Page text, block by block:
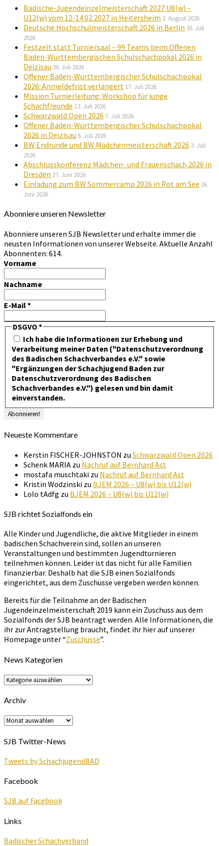
Badische-Jugendeinzelmeisterschaft 2027 U8(w) –
U12(w) vom 12-14.02.2027 in Heitersheim 2. August 2026
Deutsche Hochschulmeisterschaft 2026 in Berlin 30. Juli
2026
Festzelt statt Turniersaal – 99 Teams beim Offenen
Baden-Württembergischen Schulschachpokal 2026 in
Deizisau 26. Juli 2026
Offener Baden-Württembergischer Schulschachpokal
2026: Anmeldefrist verlängert 17. Juli 2026
Mission Turnierleitung: Workshop für junge
Schachfreunde 13. Juli 2026
Schwarzwald Open 2026 7. Juli 2026
Offener Baden-Württembergischer Schulschachpokal
2026 in Deizisau 6. Juli 2026
BW Endrunde und BW Mädchenmeisterschaft 2026 3. Juli
2026
Abschlusskonferenz Mädchen- und Frauenschach 2026 in
Dresden 27. Juni 2026
Einladung zum BW Sommercamp 2026 in Rot am See 26.
Juni 2026
Abonniere unseren Newsletter
Abonniere unseren SJB Newsletter und erhalte immer die
neusten Informationen von unserer Webseite. Aktuelle Anzahl
Abonnenten: 614.
Vorname
Nachname
E-Mail*
DSGVO*
Ich habe die Informationen zur Erhebung und
Verarbeitung meiner Daten ("Datenschutzverordnung
des Badischen Schachverbandes e.V." sowie
"Ergänzungen der Schachjugend Baden zur
Datenschutzverordnung des Badischen
Schachverbandes e.V.") gelesen und bin damit
einverstanden.
Neueste Kommentare
Kerstin FISCHER-JOHNSTON zu Schwarzwald Open 2026
Schenk MARIA zu Nachruf auf Bernhard Ast
mostafa muschtaki zu Nachruf auf Bernhard Ast
Kristin Wodzinski zu BJEM 2026 – U8(w) bis U12(w)
Lolo tAdfg zu BJEM 2026 – U8(w) bis U12(w)
SJB richtet Sozialfonds ein
Alle Kinder und Jugendliche, die aktive Mitglieder in einem
badischen Schachverein sind, sollen an unseren
Veranstaltungen und bestimmten Jugendturnieren
teilnehmen können. Leider ist das nicht für alle Familien
finanzierbar. Deshalb hat die SJB einen Sozialfonds
eingerichtet, aus dem Zuschüsse vergeben werden können.
Bereits für die Teilnahme an der Badischen
Jugendeinzelmeisterschaft 2019 kann ein Zuschuss aus dem
Sozialfonds der SJB beantragt werden. Alle Informationen, die
ihr zur Antragstellung braucht, findet ihr hier auf unserer
Homepage unter “Zuschüsse”.
News Kategorien
News
Kategorien
Archiv
Archiv
SJB Twitter-News
Tweets by SchachjugendBAD
Facebook
SJB auf Facebook
Links
Badischer Schachverband